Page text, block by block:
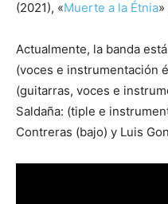
(2021), «Muerte a la Étnia
Actualmente, la banda
(voces e instrumentación
(guitarras, voces e
Saldaña: (tiple e
Contreras (bajo) y Luis